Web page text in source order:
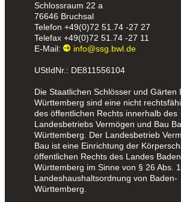
Schlossraum 22 a
76646 Bruchsal
Telefon +49(0)72 51.74 -27 27
Telefax +49(0)72 51.74 -27 11
E-Mail:
info@ssg.bwl.de
UStIdNr.: DE811556104
Die Staatlichen Schlösser und Gärten
Württemberg sind eine nicht
des öffentlichen Rechts innerhalb des
Landesbetriebs Vermögen und Bau
Württemberg. Der Landesbetrieb
Bau ist eine Einrichtung der
öffentlichen Rechts des Landes
Württemberg im Sinne von § 26 Abs.
Landeshaushaltsordnung von Baden-
Württemberg.